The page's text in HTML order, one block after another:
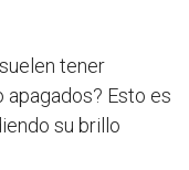
tener
Esto es
su brillo